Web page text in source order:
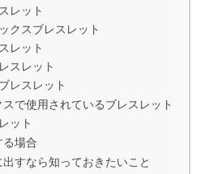
レット
クスブレスレット
レット
スレット
レスレット
で使用されているブレスレット
ット
る場合
すなら知っておきたいこと